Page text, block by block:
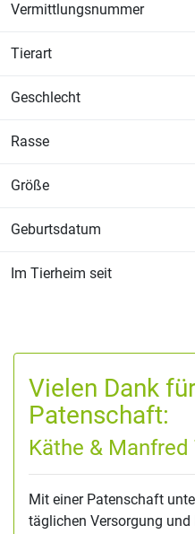
Vermittlungsnummer
Tierart
Geschlecht
Rasse
Größe
Geburtsdatum
Im Tierheim seit
Vielen Dank
Patenschaft:
Käthe & Manfred
Mit einer Patenschaft
täglichen Versorgung und